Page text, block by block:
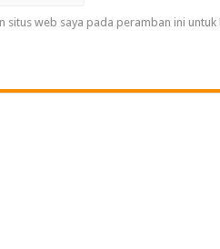
situs web saya pada peramban ini